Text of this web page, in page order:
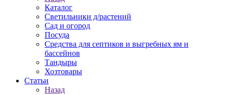
Каталог
Светильники д/растений
Сад и огород
Посуда
Средства для септиков и выгребных ям и
бассейнов
Тандыры
Хозтовары
Статьи
Назад